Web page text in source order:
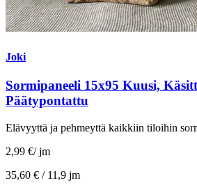
Joki
Sormipaneeli 15x95 Kuusi,
Päätypontattu
Elävyyttä ja pehmeyttä kaikkiin tiloihin
2,99 €/ jm
35,60 € / 11,9 jm